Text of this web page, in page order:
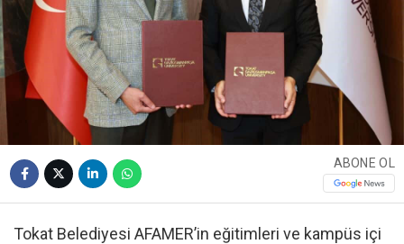
ABONE OL
Tokat Belediyesi AFAMER’in eğitimleri ve kampüs içi